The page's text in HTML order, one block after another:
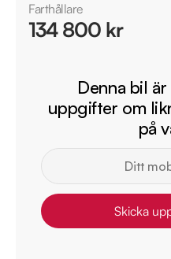
Farthållare
134 800 kr
Denna bil
uppgifter om
på
Skicka